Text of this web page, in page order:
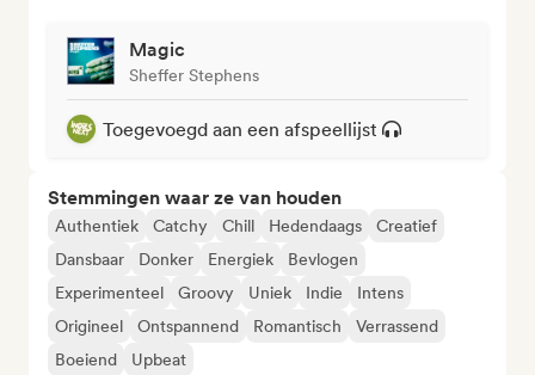
Magic
Sheffer Stephens
Toegevoegd aan een afspeellijst
Stemmingen waar ze van houden
Authentiek Catchy Chill Hedendaags
Creatief
Dansbaar
Donker Energiek
Bevlogen
Experimenteel
Groovy Uniek Indie
Intens
Origineel
Ontspannend Romantisch
Verrassend
Boeiend
Upbeat